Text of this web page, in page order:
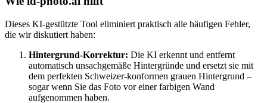
Dieses KI-gestützte Tool eliminiert praktisch alle häufigen Fehler,
die wir diskutiert haben:
Hintergrund-Korrektur: Die KI erkennt und entfernt
automatisch unsachgemäße Hintergründe und ersetzt sie mit
dem perfekten Schweizer-konformen grauen Hintergrund –
sogar wenn Sie das Foto vor einer farbigen Wand
aufgenommen haben.